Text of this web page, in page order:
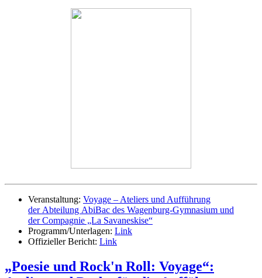
Veranstaltung: Voyage – Ateliers und Aufführung
der Abteilung AbiBac des Wagenburg-Gymnasium und
der Compagnie „La Savaneskise“
Programm/Unterlagen: Link
Offizieller Bericht: Link
„Poesie und Rock'n Roll: Voyage“: